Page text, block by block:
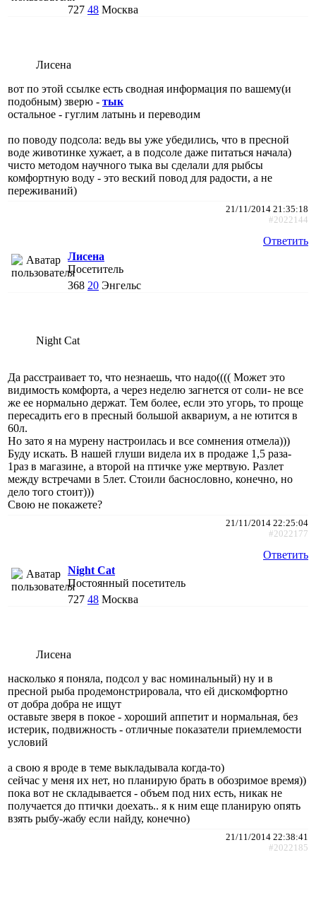
727 48 Москва
Лисена
вот по этой ссылке есть сводная информация по вашему(и
подобным) зверю - тык
остальное - гуглим латынь и переводим
по поводу подсола: ведь вы уже убедились, что в пресной
воде животинке хужает, а в подсоле даже питаться начала)
чисто методом научного тыка вы сделали для рыбсы
комфортную воду - это веский повод для радости, а не
переживаний)
21/11/2014 21:35:18
#2022144
Ответить
Лисена
Посетитель
368 20 Энгельс
Night Cat
Да расстраивает то, что незнаешь, что надо(((( Может это
видимость комфорта, а через неделю загнется от соли- не все
же ее нормально держат. Тем более, если это угорь, то проще
пересадить его в пресный большой аквариум, а не ютится в
60л.
Но зато я на мурену настроилась и все сомнения отмела)))
Буду искать. В нашей глуши видела их в продаже 1,5 раза-
1раз в магазине, а второй на птичке уже мертвую. Разлет
между встречами в 5лет. Стоили баснословно, конечно, но
дело того стоит)))
Свою не покажете?
21/11/2014 22:25:04
#2022177
Ответить
Night Cat
Постоянный посетитель
727 48 Москва
Лисена
насколько я поняла, подсол у вас номинальный) ну и в
пресной рыба продемонстрировала, что ей дискомфортно
от добра добра не ищут
оставьте зверя в покое - хороший аппетит и нормальная, без
истерик, подвижность - отличные показатели приемлемости
условий
а свою я вроде в теме выкладывала когда-то)
сейчас у меня их нет, но планирую брать в обозримое время))
пока вот не складывается - объем под них есть, никак не
получается до птички доехать.. я к ним еще планирую опять
взять рыбу-жабу если найду, конечно)
21/11/2014 22:38:41
#2022185